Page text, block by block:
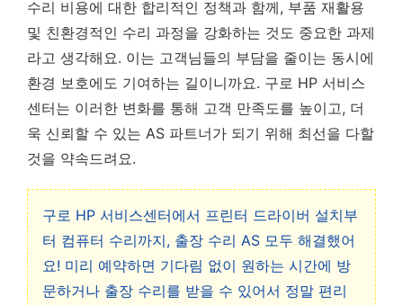
수리 비용에 대한 합리적인 정책과 함께, 부품 재활용
및 친환경적인 수리 과정을 강화하는 것도 중요한 과제
라고 생각해요. 이는 고객님들의 부담을 줄이는 동시에
환경 보호에도 기여하는 길이니까요. 구로 HP 서비스
센터는 이러한 변화를 통해 고객 만족도를 높이고, 더
욱 신뢰할 수 있는 AS 파트너가 되기 위해 최선을 다할
것을 약속드려요.
구로 HP 서비스센터에서 프린터 드라이버 설치부
터 컴퓨터 수리까지, 출장 수리 AS 모두 해결했어
요! 미리 예약하면 기다림 없이 원하는 시간에 방
문하거나 출장 수리를 받을 수 있어서 정말 편리